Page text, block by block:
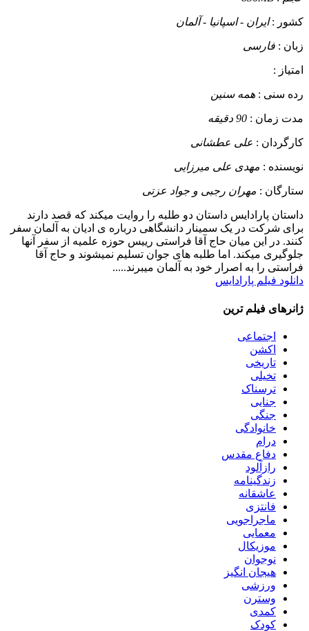
کشور :ایران - اسپانیا - آلمان
زبان : فارسی
امتیاز :
رده سنی : همه سنین
مدت زمان : 90 دقیقه
کارگردان : علی عطشانی
نویسنده : مهدی علی میرزایی
ستارگان : مهران رجبی و جواد عزتی
داستان پارادایس داستان دو طلبه را روایت میکند که قصد دارند
برای شرکت در یک سمینار دانشگاهی درباره ی ادیان به آلمان سفر
کنند. در این میان حاج آقا فراستی رییس حوزه علمیه از سفر آنها
جلوگیری میکند. اما طلبه های جوان تسلیم نمیشوند و حاج آقا
فراستی را به اصرار خود به آلمان میبرند.....
دانلود فیلم پارادایس
ژانرهای فیلم ترین
اجتماعی
اکشن
تاریخی
تخیلی
ترسناک
جنایی
جنگی
خانوادگی
درام
دفاع مقدس
رازآلود
زندگینامه
عاشقانه
فانتزی
ماجراجویی
معمایی
موزیکال
نوجوان
هیجان انگیز
ورزشی
وسترن
کمدی
کودک